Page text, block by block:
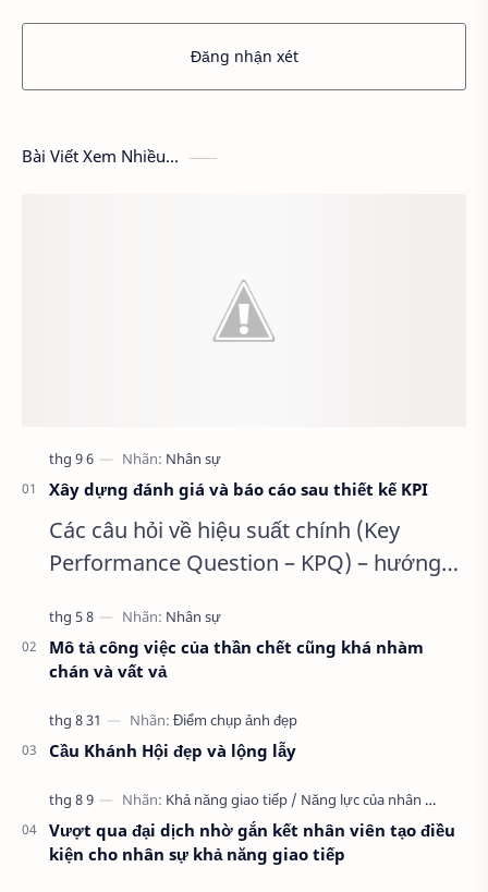
Đăng nhận xét
Bài Viết Xem Nhiều...
Xây dựng đánh giá và báo cáo sau thiết kế KPI
Các câu hỏi về hiệu suất chính (Key
Performance Question – KPQ) – hướng
các chỉ số đo lường xuống đến mức …
Mô tả công việc của thần chết cũng khá nhàm
chán và vất vả
Cầu Khánh Hội đẹp và lộng lẫy
Vượt qua đại dịch nhờ gắn kết nhân viên tạo điều
kiện cho nhân sự khả năng giao tiếp